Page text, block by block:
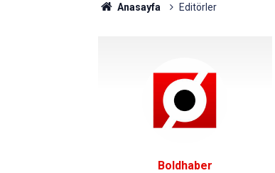
Anasayfa Editörler
Boldhaber